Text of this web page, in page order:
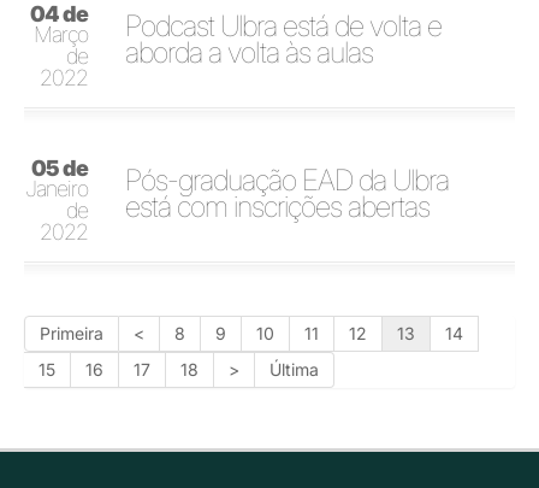
04 de
Março
de
2022
Podcast Ulbra está de volta e
aborda a volta às aulas
05 de
Janeiro
de
2022
Pós-graduação EAD da Ulbra
está com inscrições abertas
Primeira < 8 9 10 11 12 13
14
15
16 17 18 > Última